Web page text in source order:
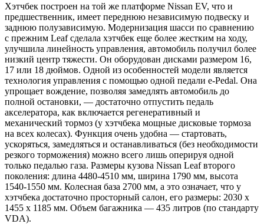
Хэтчбек построен на той же платформе Nissan EV, что и
предшественник, имеет переднюю независимую подвеску и
заднюю полузависимую. Модернизация шасси по сравнению
с прежним Leaf сделала хэтчбек еще более жестким на ходу,
улучшила линейность управления, автомобиль получил более
низкий центр тяжести. Он оборудован дисками размером 16,
17 или 18 дюймов. Одной из особенностей модели является
технология управления с помощью одной педали e-Pedal. Она
упрощает вождение, позволяя замедлять автомобиль до
полной остановки, — достаточно отпустить педаль
акселератора, как включается регенеративный и
механический тормоз (у хэтчбека мощные дисковые тормоза
на всех колесах). Функция очень удобна — стартовать,
ускоряться, замедляться и останавливаться (без необходимости
резкого торможения) можно всего лишь оперируя одной
только педалью газа. Размеры кузова Nissan Leaf второго
поколения: длина 4480-4510 мм, ширина 1790 мм, высота
1540-1550 мм. Колесная база 2700 мм, а это означает, что у
хэтчбека достаточно просторный салон, его размеры: 2030 х
1455 х 1185 мм. Объем багажника — 435 литров (по стандарту
VDA).